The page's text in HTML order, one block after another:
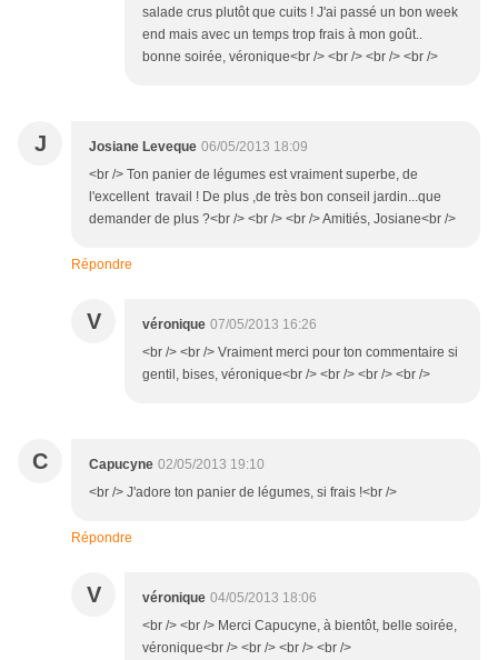
salade crus plutôt que cuits ! J'ai passé un bon week
end mais avec un temps trop frais à mon goût..
bonne soirée, véronique<br /> <br /> <br /> <br />
J Josiane Leveque 06/05/2013 18:09
<br /> Ton panier de légumes est vraiment superbe, de
l'excellent travail ! De plus ,de très bon conseil jardin...que
demander de plus ?<br /> <br /> <br /> Amitiés, Josiane<br />
Répondre
V véronique 07/05/2013 16:26
<br /> <br /> Vraiment merci pour ton commentaire si
gentil, bises, véronique<br /> <br /> <br /> <br />
C Capucyne 02/05/2013 19:10
<br /> J'adore ton panier de légumes, si frais !<br />
Répondre
V véronique 04/05/2013 18:06
<br /> <br /> Merci Capucyne, à bientôt, belle soirée,
véronique<br /> <br /> <br /> <br />